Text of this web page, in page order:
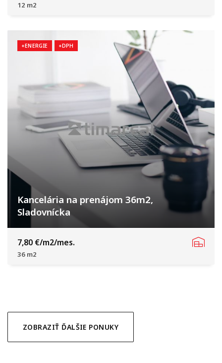
12 m2
+ENERGIE +DPH
Kancelária na prenájom 36m2,
Sladovnícka
Sladovnícka, Trnava
7,80 €/m2/mes.
36 m2
ZOBRAZIŤ ĎALŠIE PONUKY